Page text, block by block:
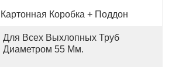
Картонная Коробка + Поддон
Для Всех Выхлопных Труб
Диаметром 55 Мм.